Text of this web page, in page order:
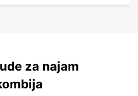
za najam